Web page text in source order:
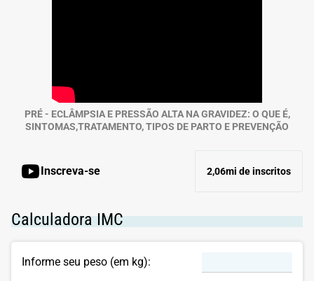
PRÉ - ECLÂMPSIA E PRESSÃO ALTA NA GRAVIDEZ: O QUE É,
SINTOMAS,TRATAMENTO, TIPOS DE PARTO E PREVENÇÃO
Inscreva-se 2,06mi de inscritos
Calculadora IMC
Informe seu peso (em kg):